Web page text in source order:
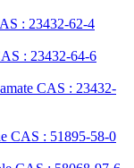
: 23432-62-4
: 23432-64-6
CAS : 23432-
CAS : 51895-58-0